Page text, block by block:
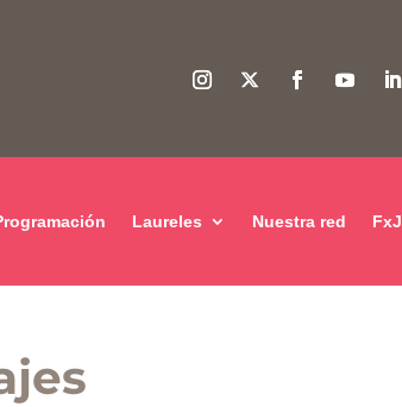
Laureles Nuestra red FxJ